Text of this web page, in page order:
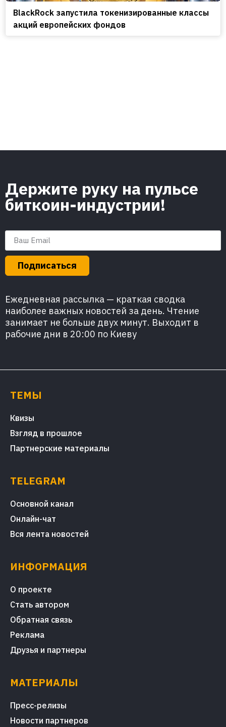
BlackRock запустила токенизированные классы
акций европейских фондов
Держите руку на пульсе
биткоин-индустрии!
Подписаться
Ежедневная рассылка — краткая сводка
наиболее важных новостей за день. Чтение
занимает не больше двух минут. Выходит в
рабочие дни в 20:00 по Киеву
ТЕМЫ
Квизы
Взгляд в прошлое
Партнерские материалы
TELEGRAM
Основной канал
Онлайн-чат
Вся лента новостей
ИНФОРМАЦИЯ
О проекте
Стать автором
Обратная связь
Реклама
Друзья и партнеры
МАТЕРИАЛЫ
Пресс-релизы
Новости партнеров